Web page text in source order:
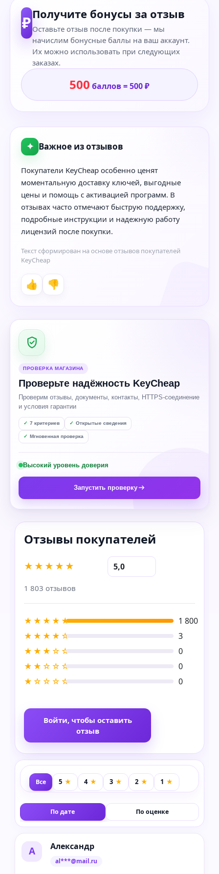
₽Получите бонусы за отзыв
Оставьте отзыв после покупки — мы
начислим бонусные баллы на ваш аккаунт.
Их можно использовать при следующих
заказах.
500 баллов = 500 ₽
✦ Важное из отзывов
Покупатели KeyCheap особенно ценят
моментальную доставку ключей, выгодные
цены и помощь с активацией программ. В
отзывах часто отмечают быструю поддержку,
подробные инструкции и надежную работу
лицензий после покупки.
Текст сформирован на основе отзывов покупателей
KeyCheap
👍 👎
ПРОВЕРКА МАГАЗИНА
Проверьте надёжность KeyCheap
Проверим отзывы, документы, контакты, HTTPS-соединение
и условия гарантии
7 критериев Открытые сведения
Мгновенная проверка
Высокий уровень доверия
Запустить проверку
★★★★★ 5,0
1 803 отзывов
★★★★★
1 800
★★★★☆
3
★★★☆☆
0
★★☆☆☆
0
★☆☆☆☆
0
Войти, чтобы оставить
отзыв
Все
По дате По оценке
А Александр
al***@mail.ru